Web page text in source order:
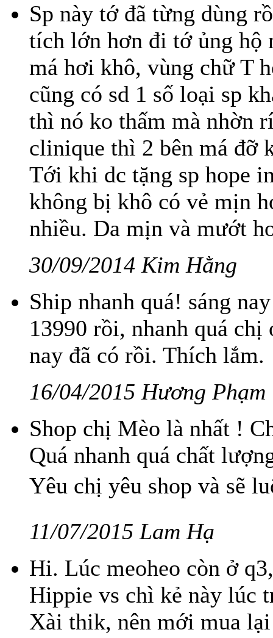
Sp này tớ đã từng dùng
tích lớn hơn đi tớ ủng hộ
má hơi khô, vùng chữ T
cũng có sd 1 số loại sp
thì nó ko thấm mà nhờn
clinique thì 2 bên má đỡ
Tới khi dc tặng sp hope
không bị khô có vẻ mịn
nhiều. Da mịn và mướt
30/09/2014 Kim Hằng
Ship nhanh quá! sáng
13990 rồi, nhanh quá
nay đã có rồi. Thích lắm.
16/04/2015 Hương Phạm
Shop chị Mèo là nhất !
Quá nhanh quá chất
Yêu chị yêu shop và sẽ
11/07/2015 Lam Hạ
Hi. Lúc meoheo còn ở
Hippie vs chì kẻ này lúc
Xài thik, nên mới mua